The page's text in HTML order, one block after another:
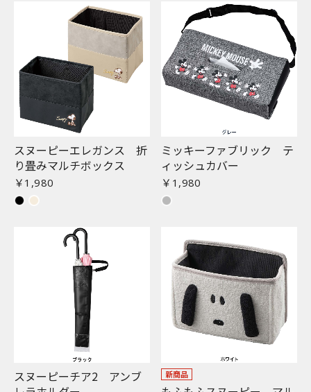
スヌーピーエレガンス 折
り畳みマルチボックス
￥1,980
ミッキーファブリック テ
ィッシュカバー
￥1,980
スヌーピーチア2 アンブ
新商品